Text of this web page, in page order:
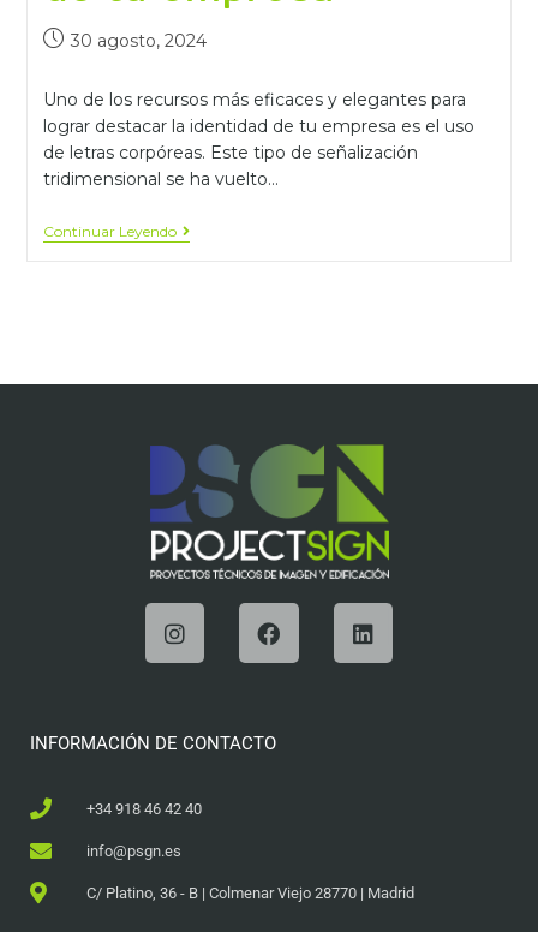
30 agosto, 2024
Uno de los recursos más eficaces y elegantes para
lograr destacar la identidad de tu empresa es el uso
de letras corpóreas. Este tipo de señalización
tridimensional se ha vuelto…
Continuar Leyendo
INFORMACIÓN DE CONTACTO
+34 918 46 42 40
info@psgn.es
C/ Platino, 36 - B | Colmenar Viejo 28770 | Madrid